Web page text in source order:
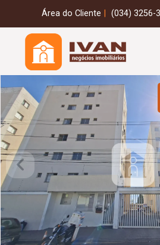
Área do Cliente (034) 3256-